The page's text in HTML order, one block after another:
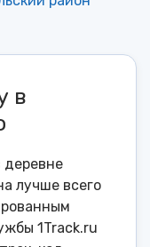
в
деревне
лучше всего
1Track.ru